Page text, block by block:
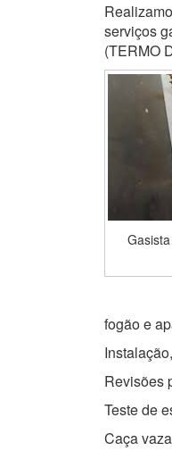
serviços
(TERMO
fogão e
Revisões
Teste de
Caça